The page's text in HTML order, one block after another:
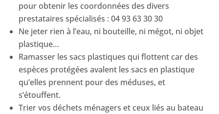
pour obtenir les coordonnées des divers
prestataires spécialisés : 04 93 63 30 30
Ne jeter rien à l’eau, ni bouteille, ni mégot, ni objet
plastique…
Ramasser les sacs plastiques qui flottent car des
espèces protégées avalent les sacs en plastique
qu’elles prennent pour des méduses, et
s’étouffent.
Trier vos déchets ménagers et ceux liés au bateau